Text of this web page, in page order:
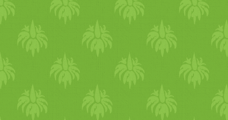
fűszeres krumplit, úgy, hogy
a kenyerek szószos fele
legyen belül. A
csicseriborsólisztet